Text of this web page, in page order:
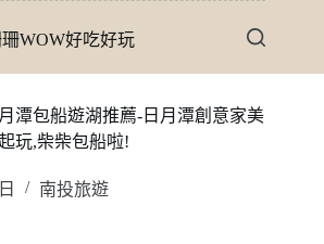
WOW好吃好玩
潭包船遊湖推薦-日月潭創意家美
玩,柴柴包船啦!
南投旅遊